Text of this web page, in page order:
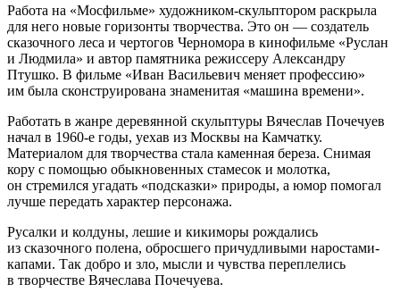
Работа на «Мосфильме» художником-скульптором раскрыла
для него новые горизонты творчества. Это он — создатель
сказочного леса и чертогов Черномора в кинофильме «Руслан
и Людмила» и автор памятника режиссеру Александру
Птушко. В фильме «Иван Васильевич меняет профессию»
им была сконструирована знаменитая «машина времени».
Работать в жанре деревянной скульптуры Вячеслав Почечуев
начал в 1960-е годы, уехав из Москвы на Камчатку.
Материалом для творчества стала каменная береза. Снимая
кору с помощью обыкновенных стамесок и молотка,
он стремился угадать «подсказки» природы, а юмор помогал
лучше передать характер персонажа.
Русалки и колдуны, лешие и кикиморы рождались
из сказочного полена, обросшего причудливыми наростами-
капами. Так добро и зло, мысли и чувства переплелись
в творчестве Вячеслава Почечуева.